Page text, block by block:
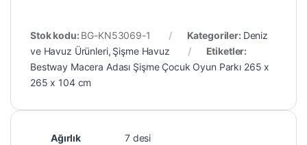
Stok kodu: BG-KN53069-1 Kategoriler: Deniz
ve Havuz Ürünleri, Şişme Havuz
Etiketler:
Bestway Macera Adası Şişme Çocuk Oyun Parkı 265 x
265 x 104 cm
Ağırlık 7 desi